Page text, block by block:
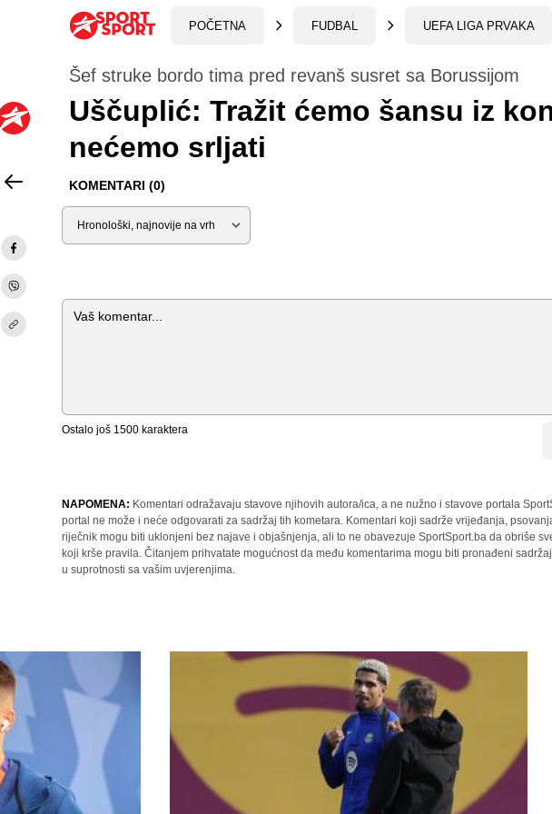
POČETNA FUDBAL UEFA LIGA PRVAKA
Šef struke bordo tima pred revanš susret sa Borussijom
Uščuplić: Tražit ćemo šansu iz
nećemo srljati
KOMENTARI (0)
Sortiraj
Komentar
Ostalo još 1500 karaktera
NAPOMENA: Komentari odražavaju stavove njihovih autora/ica, a ne nužno i stavove portala
portal ne može i neće odgovarati za sadržaj tih kometara. Komentari koji sadrže vrijeđanja,
riječnik mogu biti uklonjeni bez najave i objašnjenja, ali to ne obavezuje SportSport.ba da obriše
koji krše pravila. Čitanjem prihvatate mogućnost da među komentarima mogu biti pronađeni
u suprotnosti sa vašim uvjerenjima.